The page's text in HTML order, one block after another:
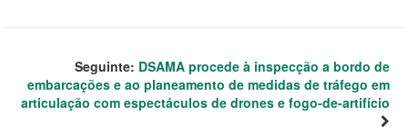
Seguinte: DSAMA procede à inspecção a bordo de
embarcações e ao planeamento de medidas de tráfego em
articulação com espectáculos de drones e fogo-de-artifício